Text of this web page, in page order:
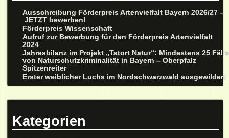
Ausschreibung Förderpreis Artenvielfalt Bayern 2026/27 –
JETZT bewerben!
Förderpreis Wissenschaft
Aufruf zur Bewerbung für den Förderpreis Artenvielfalt
2024
Jahresbilanz im Projekt „Tatort Natur“: Mindestens 25 Fälle
von Naturschutzkriminalität in Bayern – Oberpfalz
Spitzenreiter
Erster weiblicher Luchs im Nordschwarzwald ausgewildert
Kategorien